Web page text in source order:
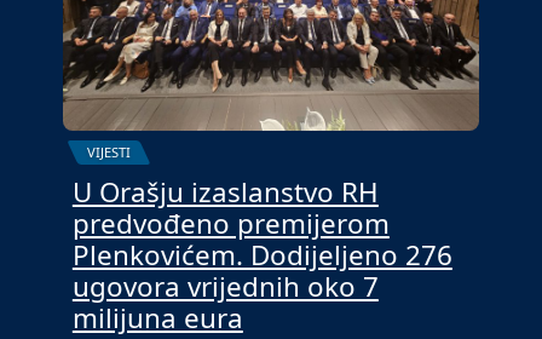
VIJESTI
U Orašju izaslanstvo RH
predvođeno premijerom
Plenkovićem. Dodijeljeno 276
ugovora vrijednih oko 7
milijuna eura